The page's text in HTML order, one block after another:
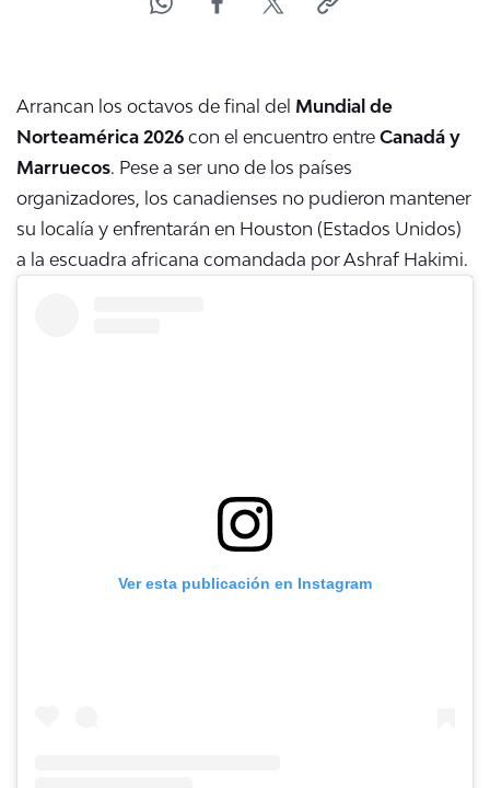
Arrancan los octavos de final del Mundial de
Norteamérica 2026 con el encuentro entre Canadá y
Marruecos. Pese a ser uno de los países
organizadores, los canadienses no pudieron mantener
su localía y enfrentarán en Houston (Estados Unidos)
a la escuadra africana comandada por Ashraf Hakimi.
Ver esta publicación en Instagram